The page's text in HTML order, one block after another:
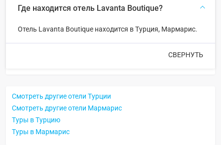
Где находится отель Lavanta Boutique?
Отель Lavanta Boutique находится в Турция, Мармарис.
СВЕРНУТЬ
Смотреть другие отели Турции
Смотреть другие отели Мармарис
Туры в Турцию
Туры в Мармарис